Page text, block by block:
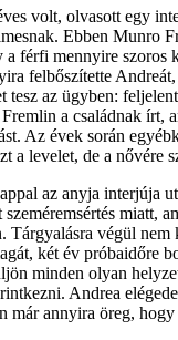
volt, olvasott egy
Ebben Munro
a férfi mennyire szoros
felbőszítette
tesz az ügyben:
a családnak írt,
Az évek során
a levelet, de a nővére
az anyja interjúja
miatt,
Tárgyalásra végül nem
két év próbaidőre
minden olyan
Andrea
már annyira öreg,